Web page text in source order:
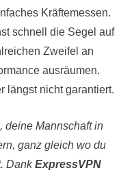
Kräftemessen.
schnell die Segel auf
Zweifel an
ausräumen.
längst nicht garantiert.
deine Mannschaft in
ganz gleich wo du
DankExpressVPN